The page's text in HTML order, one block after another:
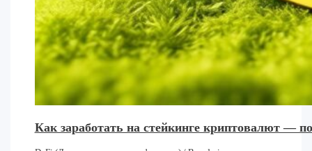
Как заработать на стейкинге криптовалют —